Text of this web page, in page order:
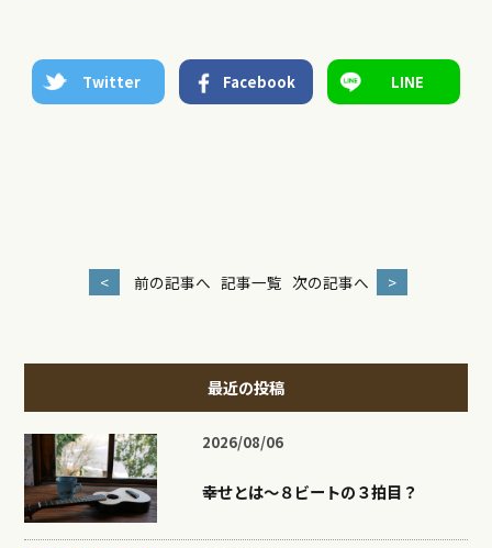
Twitter Facebook LINE
< 前の記事へ 記事一覧 次の記事へ >
最近の投稿
2026/08/06
幸せとは〜８ビートの３拍目？